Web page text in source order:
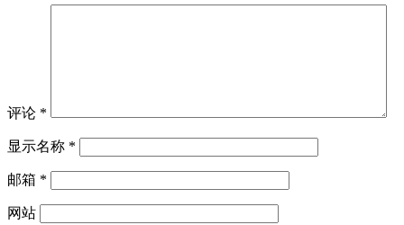
评论 *
显示名称 *
邮箱 *
网站